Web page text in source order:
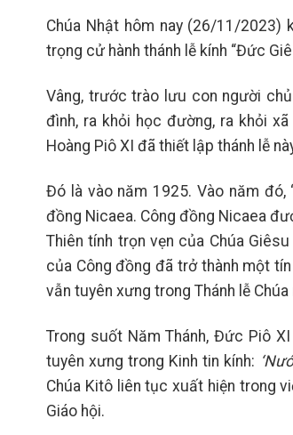
Chúa Nhật hôm nay (26/11/2023)
trọng cử hành thánh lễ kính “Đức
Vâng, trước trào lưu con người
đình, ra khỏi học đường, ra khỏi
Hoàng Piô XI đã thiết lập thánh lễ
Đó là vào năm 1925. Vào năm đó,
đồng Nicaea. Công đồng Nicaea
Thiên tính trọn vẹn của Chúa
của Công đồng đã trở thành một
vẫn tuyên xưng trong Thánh lễ Chúa
Trong suốt Năm Thánh, Đức Piô
tuyên xưng trong Kinh tin kính:
Chúa Kitô liên tục xuất hiện trong
Giáo hội.